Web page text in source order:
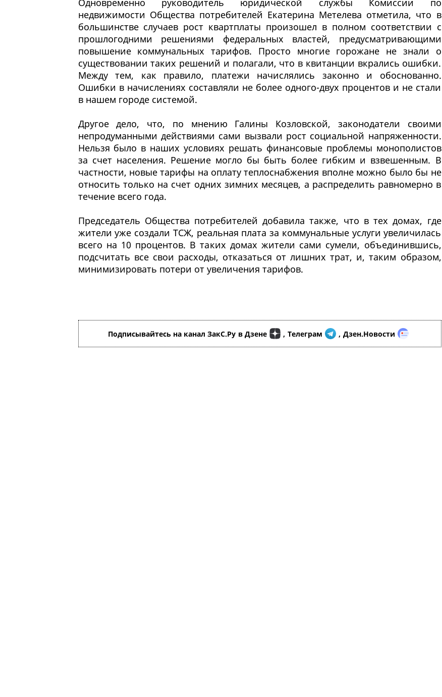
Одновременно руководитель юридической службы Комиссии по
недвижимости Общества потребителей Екатерина Метелева отметила, что в
большинстве случаев рост квартплаты произошел в полном соответствии с
прошлогодними решениями федеральных властей, предусматривающими
повышение коммунальных тарифов. Просто многие горожане не знали о
существовании таких решений и полагали, что в квитанции вкрались ошибки.
Между тем, как правило, платежи начислялись законно и обоснованно.
Ошибки в начислениях составляли не более одного-двух процентов и не стали
в нашем городе системой.
Другое дело, что, по мнению Галины Козловской, законодатели своими
непродуманными действиями сами вызвали рост социальной напряженности.
Нельзя было в наших условиях решать финансовые проблемы монополистов
за счет населения. Решение могло бы быть более гибким и взвешенным. В
частности, новые тарифы на оплату теплоснабжения вполне можно было бы не
относить только на счет одних зимних месяцев, а распределить равномерно в
течение всего года.
Председатель Общества потребителей добавила также, что в тех домах, где
жители уже создали ТСЖ, реальная плата за коммунальные услуги увеличилась
всего на 10 процентов. В таких домах жители сами сумели, объединившись,
подсчитать все свои расходы, отказаться от лишних трат, и, таким образом,
минимизировать потери от увеличения тарифов.
Подписывайтесь на канал ЗакС.Ру в Дзене , Телеграм , Дзен.Новости